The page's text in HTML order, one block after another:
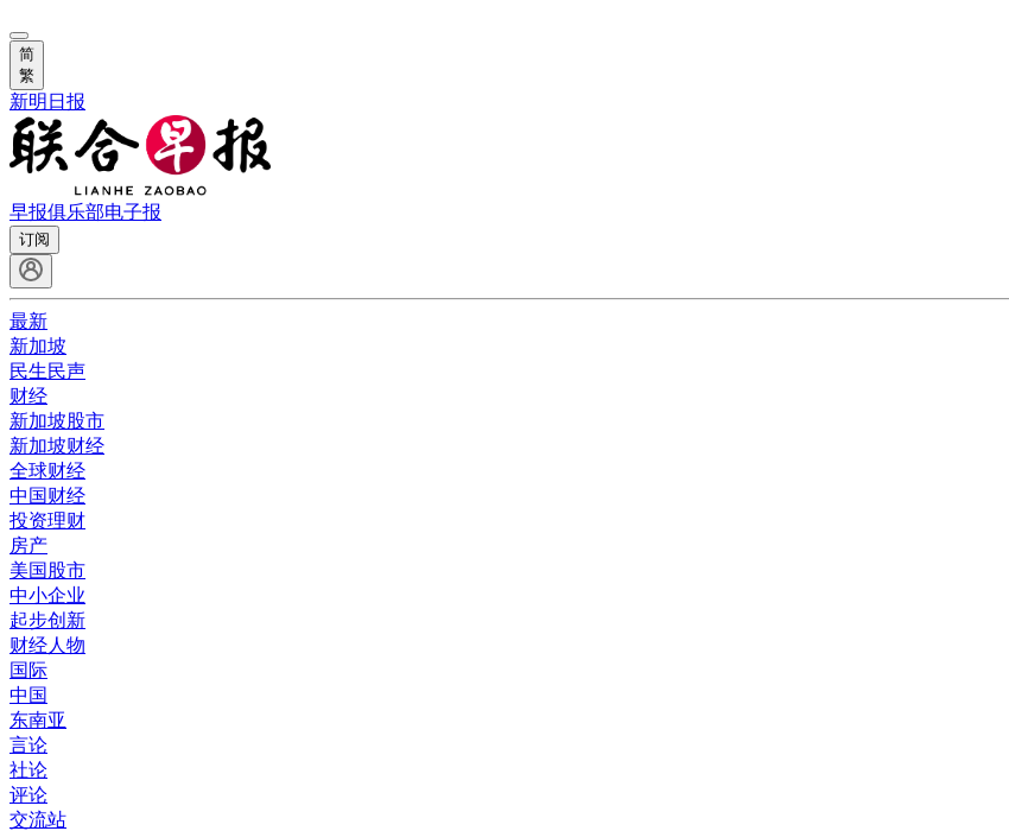
简
繁
新明日报
早报俱乐部电子报
订阅
最新
新加坡
民生民声
财经
新加坡股市
新加坡财经
全球财经
中国财经
投资理财
房产
美国股市
中小企业
起步创新
财经人物
国际
中国
东南亚
言论
社论
评论
交流站